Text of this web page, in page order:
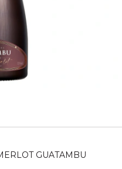
GUATAMBU